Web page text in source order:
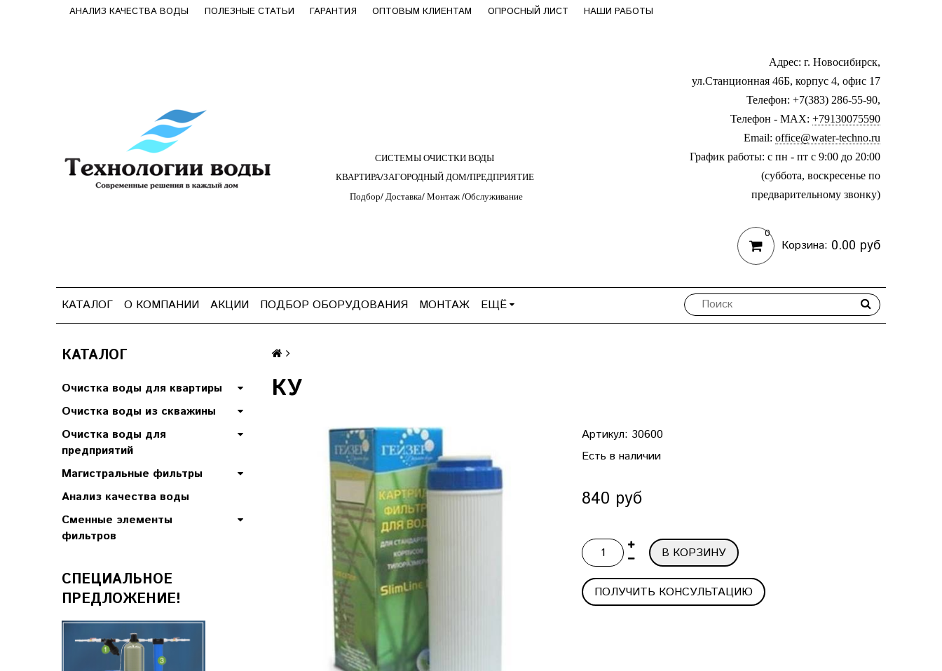
АНАЛИЗ КАЧЕСТВА ВОДЫ ПОЛЕЗНЫЕ СТАТЬИ ГАРАНТИЯ ОПТОВЫМ КЛИЕНТАМ ОПРОСНЫЙ ЛИСТ НАШИ РАБОТЫ
СИСТЕМЫ ОЧИСТКИ ВОДЫ
КВАРТИРА/ЗАГОРОДНЫЙ ДОМ/ПРЕДПРИЯТИЕ
Подбор/Доставка/Монтаж/Обслуживание
Адрес: г. Новосибирск,
ул.Станционная 46Б, корпус 4, офис 17
Телефон: +7(383) 286-55-90,
Телефон - MAX: +79130075590
Email: office@water-techno.ru
График работы: с пн - пт с 9:00 до 20:00
(суббота, воскресенье по
предварительному звонку)
0
Корзина: 0.00 руб
КАТАЛОГ О КОМПАНИИ АКЦИИ ПОДБОР ОБОРУДОВАНИЯ МОНТАЖ ЕЩЁ
КАТАЛОГ
Очистка воды для квартиры
Очистка воды из скважины
Очистка воды для
предприятий
Магистральные фильтры
Анализ качества воды
Сменные элементы
фильтров
СПЕЦИАЛЬНОЕ
ПРЕДЛОЖЕНИЕ!
КУ
Артикул: 30600
Есть в наличии
840 руб
В КОРЗИНУ
ПОЛУЧИТЬ КОНСУЛЬТАЦИЮ